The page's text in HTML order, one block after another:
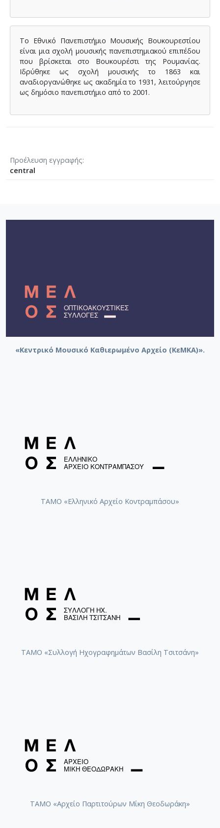
Το Εθνικό Πανεπιστήμιο Μουσικής Βουκουρεστίου
είναι μια σχολή μουσικής πανεπιστημιακού επιπέδου
που βρίσκεται στο Βουκουρέστι της Ρουμανίας.
Ιδρύθηκε ως σχολή μουσικής το 1863 και
αναδιοργανώθηκε ως ακαδημία το 1931, λειτούργησε
ως δημόσιο πανεπιστήμιο από το 2001.
Προέλευση εγγραφής
central
«Κεντρικό Μουσικό Καθιερωμένο Αρχείο (ΚεΜΚΑ)».
ΤΑΜΟ «Ελληνικό Αρχείο Κοντραμπάσου»
ΤΑΜΟ «Συλλογή Ηχογραφημάτων Βασίλη Τσιτσάνη»
ΤΑΜΟ «Αρχείο Παρτιτούρων Μίκη Θεοδωράκη»